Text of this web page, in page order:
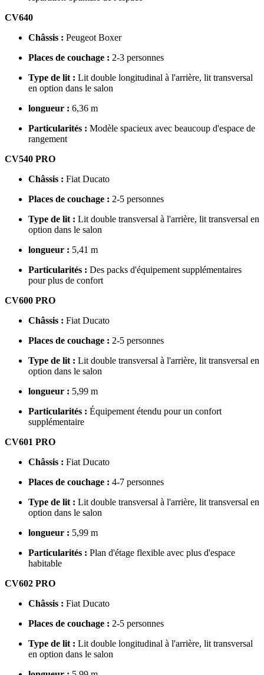
CV640
Châssis : Peugeot Boxer
Places de couchage : 2-3 personnes
Type de lit : Lit double longitudinal à l'arrière, lit transversal
en option dans le salon
longueur : 6,36 m
Particularités : Modèle spacieux avec beaucoup d'espace de
rangement
CV540 PRO
Châssis : Fiat Ducato
Places de couchage : 2-5 personnes
Type de lit : Lit double transversal à l'arrière, lit transversal en
option dans le salon
longueur : 5,41 m
Particularités : Des packs d'équipement supplémentaires
pour plus de confort
CV600 PRO
Châssis : Fiat Ducato
Places de couchage : 2-5 personnes
Type de lit : Lit double transversal à l'arrière, lit transversal en
option dans le salon
longueur : 5,99 m
Particularités : Équipement étendu pour un confort
supplémentaire
CV601 PRO
Châssis : Fiat Ducato
Places de couchage : 4-7 personnes
Type de lit : Lit double transversal à l'arrière, lit transversal en
option dans le salon
longueur : 5,99 m
Particularités : Plan d'étage flexible avec plus d'espace
habitable
CV602 PRO
Châssis : Fiat Ducato
Places de couchage : 2-5 personnes
Type de lit : Lit double longitudinal à l'arrière, lit transversal
en option dans le salon